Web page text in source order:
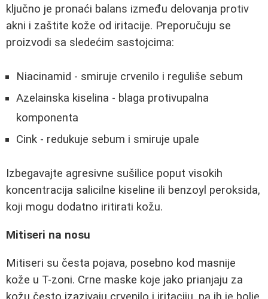
ključno je pronaći balans između delovanja protiv
akni i zaštite kože od iritacije. Preporučuju se
proizvodi sa sledećim sastojcima:
Niacinamid - smiruje crvenilo i reguliše sebum
Azelainska kiselina - blaga protivupalna
komponenta
Cink - redukuje sebum i smiruje upale
Izbegavajte agresivne sušilice poput visokih
koncentracija salicilne kiseline ili benzoyl peroksida,
koji mogu dodatno iritirati kožu.
Mitiseri na nosu
Mitiseri su česta pojava, posebno kod masnije
kože u T-zoni. Crne maske koje jako prianjaju za